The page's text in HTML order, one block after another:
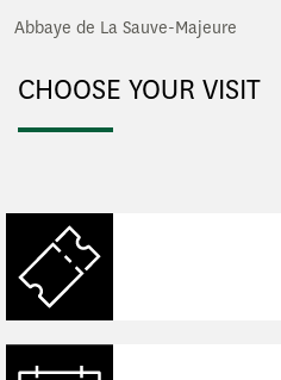
Abbaye de La Sauve-Majeure
CHOOSE YOUR VISIT